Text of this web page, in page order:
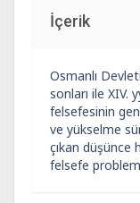
İçerik
Osmanlı
sonları ile XIV.
felsefesinin
ve yükselme
çıkan
felsefe